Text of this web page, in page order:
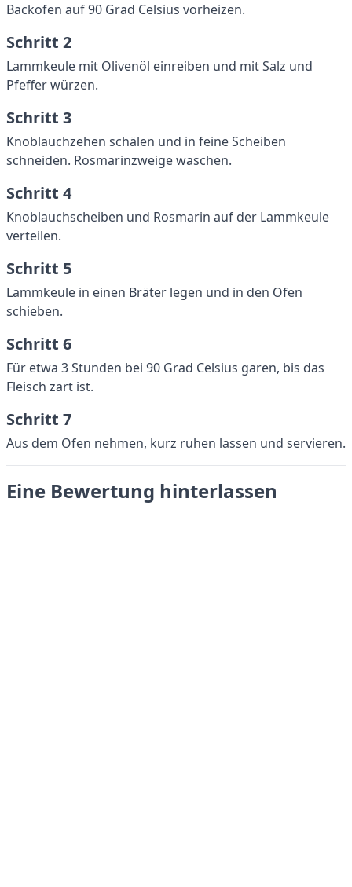
Backofen auf 90 Grad Celsius vorheizen.
Schritt 2
Lammkeule mit Olivenöl einreiben und mit Salz und
Pfeffer würzen.
Schritt 3
Knoblauchzehen schälen und in feine Scheiben
schneiden. Rosmarinzweige waschen.
Schritt 4
Knoblauchscheiben und Rosmarin auf der Lammkeule
verteilen.
Schritt 5
Lammkeule in einen Bräter legen und in den Ofen
schieben.
Schritt 6
Für etwa 3 Stunden bei 90 Grad Celsius garen, bis das
Fleisch zart ist.
Schritt 7
Aus dem Ofen nehmen, kurz ruhen lassen und servieren.
Eine Bewertung hinterlassen